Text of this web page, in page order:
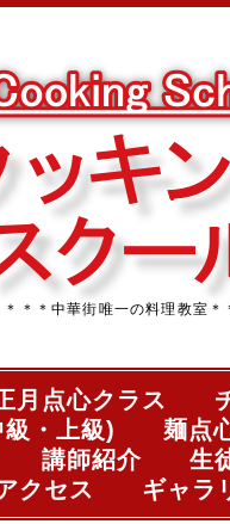
＊＊＊中華街唯一の料理教
月点心クラス
・上級)
麺点
講師紹介 生
クセス ギャラ